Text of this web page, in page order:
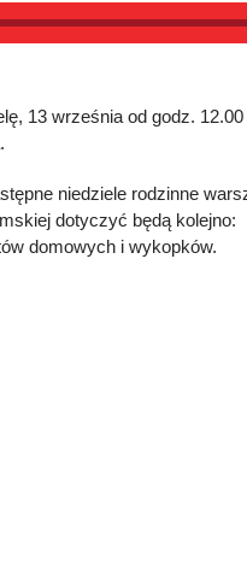
13 września od godz.
niedziele rodzinne
dotyczyć będą kolejno:
domowych i wykopków.